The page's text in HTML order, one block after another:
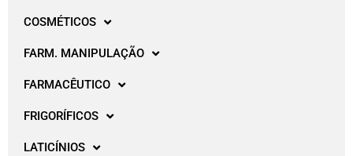
COSMÉTICOS
FARM. MANIPULAÇÃO
FARMACÊUTICO
FRIGORÍFICOS
LATICÍNIOS